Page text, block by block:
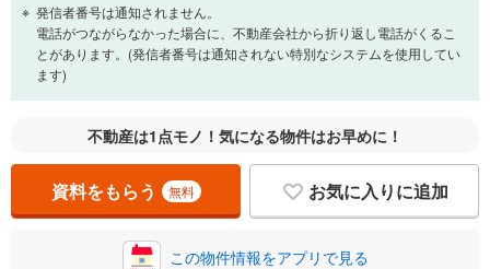
発信者番号は通知されません。
電話がつながらなかった場合に、不動産会社から折り返し電話がくるこ
とがあります。(発信者番号は通知されない特別なシステムを使用してい
ます)
不動産は1点モノ！気になる物件はお早めに！
資料をもらう 無料 お気に入りに追加
この物件情報をアプリで見る